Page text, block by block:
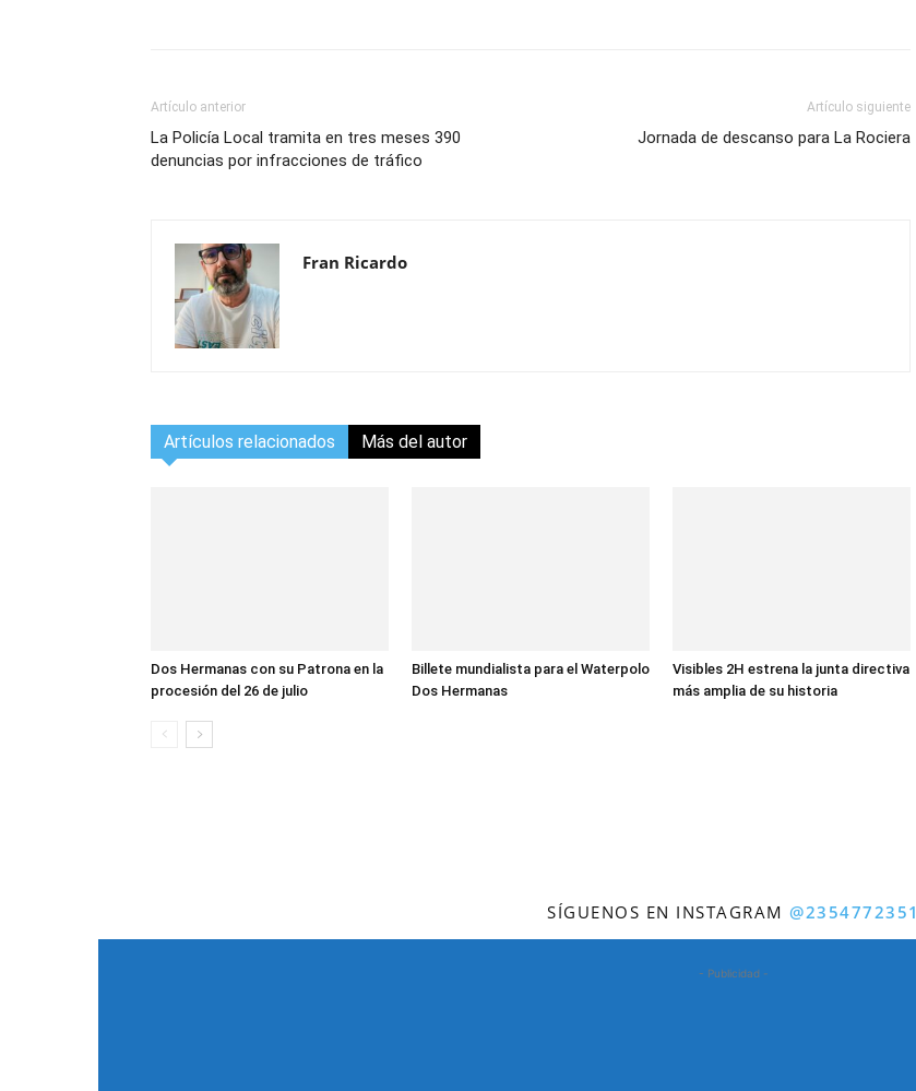
Artículo anterior
La Policía Local tramita en tres meses 390
denuncias por infracciones de tráfico
Artículo siguiente
Jornada de descanso para La Rociera
Fran Ricardo
Artículos relacionados Más del autor
Dos Hermanas con su Patrona en la
procesión del 26 de julio
Billete mundialista para el Waterpolo
Dos Hermanas
Visibles 2H estrena la junta directiva
más amplia de su historia
SÍGUENOS EN INSTAGRAM@2354772351
- Publicidad -